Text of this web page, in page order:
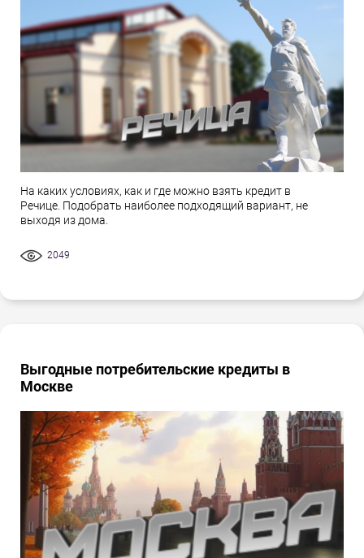
На каких условиях, как и где можно взять кредит в
Речице. Подобрать наиболее подходящий вариант, не
выходя из дома.
2049
Выгодные потребительские кредиты в
Москве